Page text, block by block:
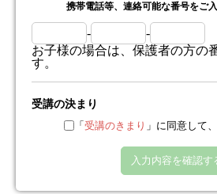
携帯電話等、連絡可能な番号をご
-
-
お子様の場合は、保護者の方の
す。
受講の決まり
「 受講のきまり 」に同意して